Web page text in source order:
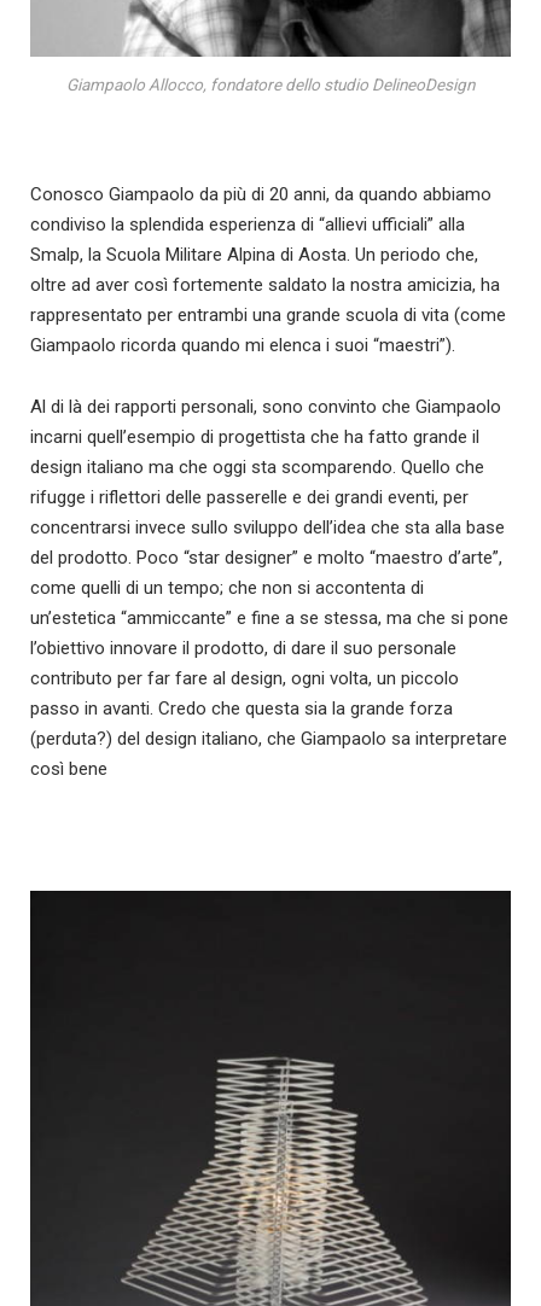
Giampaolo Allocco, fondatore dello studio DelineoDesign
Conosco Giampaolo da più di 20 anni, da quando abbiamo
condiviso la splendida esperienza di “allievi ufficiali” alla
Smalp, la Scuola Militare Alpina di Aosta. Un periodo che,
oltre ad aver così fortemente saldato la nostra amicizia, ha
rappresentato per entrambi una grande scuola di vita (come
Giampaolo ricorda quando mi elenca i suoi “maestri”).
Al di là dei rapporti personali, sono convinto che Giampaolo
incarni quell’esempio di progettista che ha fatto grande il
design italiano ma che oggi sta scomparendo. Quello che
rifugge i riflettori delle passerelle e dei grandi eventi, per
concentrarsi invece sullo sviluppo dell’idea che sta alla base
del prodotto. Poco “star designer” e molto “maestro d’arte”,
come quelli di un tempo; che non si accontenta di
un’estetica “ammiccante” e fine a se stessa, ma che si pone
l’obiettivo innovare il prodotto, di dare il suo personale
contributo per far fare al design, ogni volta, un piccolo
passo in avanti. Credo che questa sia la grande forza
(perduta?) del design italiano, che Giampaolo sa interpretare
così bene